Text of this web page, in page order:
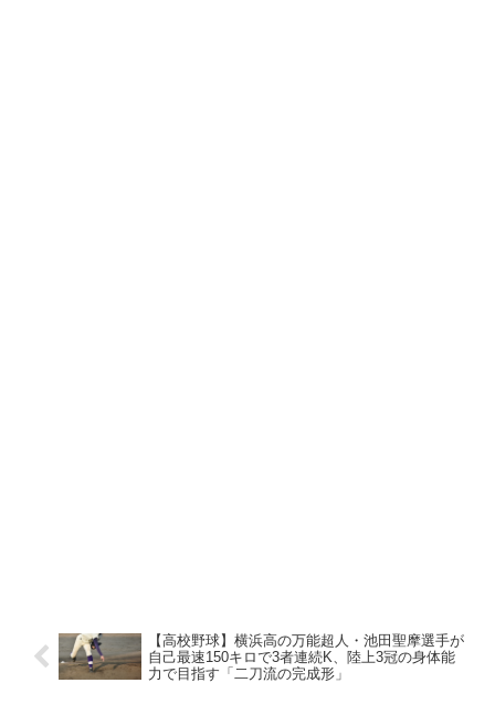
【高校野球】横浜高の万能超人・池田聖摩選手が
自己最速150キロで3者連続K、陸上3冠の身体能
力で目指す「二刀流の完成形」